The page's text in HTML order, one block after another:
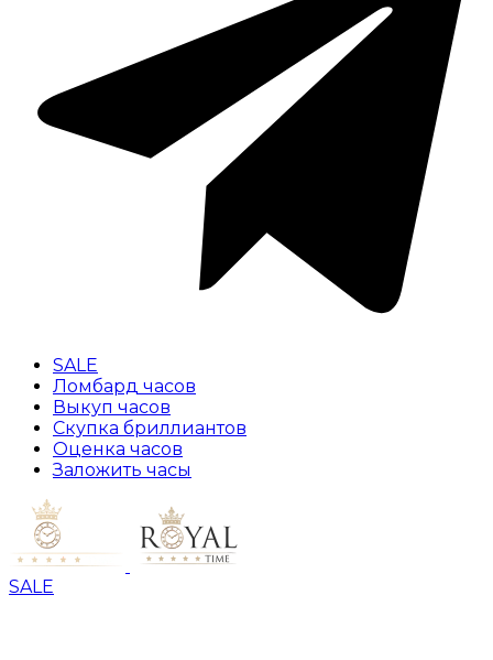
SALE
Ломбард часов
Выкуп часов
Скупка бриллиантов
Оценка часов
Заложить часы
SALE